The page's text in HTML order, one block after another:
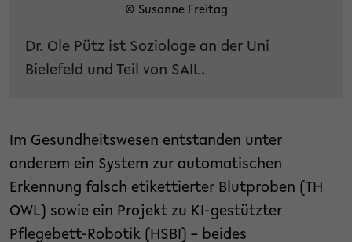
© Susanne Freitag
Dr. Ole Pütz ist Soziologe an der Uni
Bielefeld und Teil von SAIL.
Im Gesundheitswesen entstanden unter
anderem ein System zur automatischen
Erkennung falsch etikettierter Blutproben (TH
OWL) sowie ein Projekt zu KI-gestützter
Pflegebett-Robotik (HSBI) – beides